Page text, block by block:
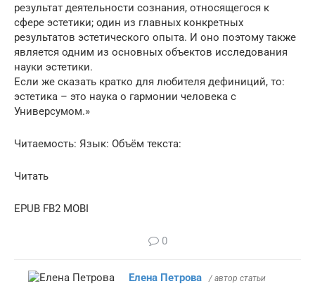
результат деятельности сознания, относящегося к
сфере эстетики; один из главных конкретных
результатов эстетического опыта. И оно поэтому также
является одним из основных объектов исследования
науки эстетики.
Если же сказать кратко для любителя дефиниций, то:
эстетика – это наука о гармонии человека с
Универсумом.»
Читаемость: Язык: Объём текста:
Читать
EPUB FB2 MOBI
0
Елена Петрова / автор статьи